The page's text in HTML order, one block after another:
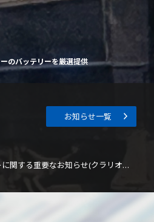
のバッテリーを厳選提供
VARTA®自動車用バッテリーに関する重要なお知らせ(クラリオスジャパンより)
お知らせ一覧